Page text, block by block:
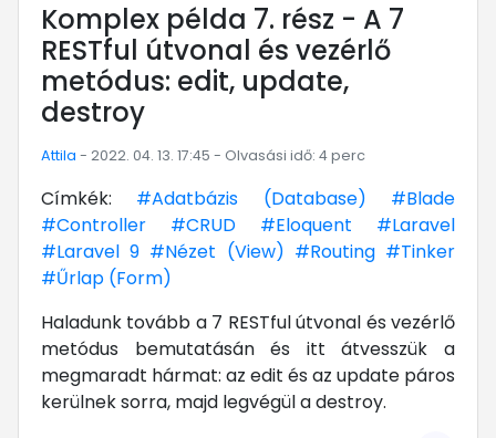
Komplex példa 7. rész - A 7
RESTful útvonal és vezérlő
metódus: edit, update,
destroy
Attila - 2022. 04. 13. 17:45 - Olvasási idő: 4 perc
Címkék: #Adatbázis (Database)
#Blade
#Controller
#CRUD #Eloquent
#Laravel
#Laravel 9 #Nézet (View) #Routing #Tinker
#Űrlap (Form)
Haladunk tovább a 7 RESTful útvonal és vezérlő
metódus bemutatásán és itt átvesszük a
megmaradt hármat: az edit és az update páros
kerülnek sorra, majd legvégül a destroy.